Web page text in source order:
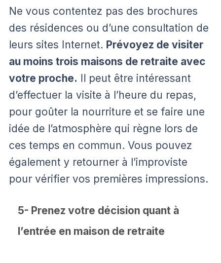
Ne vous contentez pas des brochures
des résidences ou d’une consultation de
leurs sites Internet. Prévoyez de visiter
au moins trois maisons de retraite avec
votre proche. Il peut être intéressant
d’effectuer la visite à l’heure du repas,
pour goûter la nourriture et se faire une
idée de l’atmosphère qui règne lors de
ces temps en commun. Vous pouvez
également y retourner à l’improviste
pour vérifier vos premières impressions.
5- Prenez votre décision quant à
l’entrée en maison de retraite